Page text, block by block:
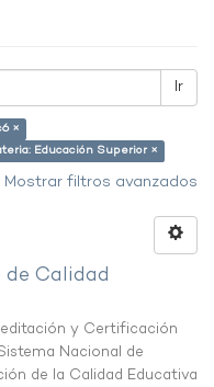
Ir
×
Educación Superior ×
Mostrar filtros avanzados
Calidad
y Certificación
Nacional de
de la Calidad Educativa